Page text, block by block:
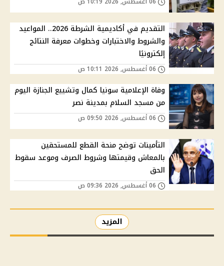
التقديم في أكاديمية الشرطة 2026.. المواعيد
والشروط والاختبارات وخطوات معرفة النتائج
إلكترونيًا
وفاة الإعلامية سونيا كمال وتشييع الجنازة اليوم
من مسجد السلام بمدينة نصر
التأمينات توضح منحة القطع للمستحقين
بالمعاش وقيمتها وشروط الصرف وموعد سقوط
الحق
المزيد